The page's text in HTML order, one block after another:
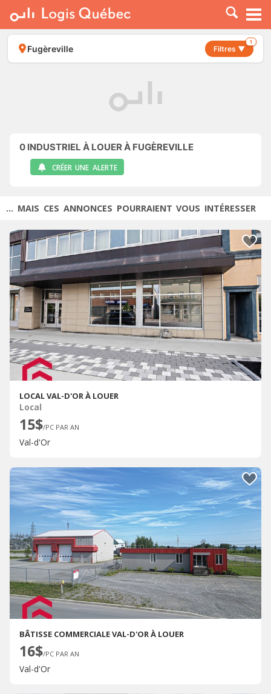
À LOUER
À VENDRE
PLACER UNE ANNONCE
Fugèreville Filtres ▼
1
0 INDUSTRIEL À LOUER À FUGÈREVILLE
CRÉER UNE ALERTE
... MAIS CES ANNONCES POURRAIENT VOUS INTÉRESSER
LOCAL VAL-D'OR À LOUER
Local
15$/PC PAR AN
Val-d'Or
BÂTISSE COMMERCIALE VAL-D'OR À LOUER
16$/PC PAR AN
Val-d'Or